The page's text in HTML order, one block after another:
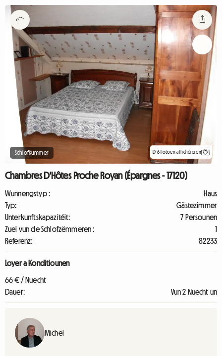
Schlofkummer D'6 Fotoen affichéieren
Chambres D'Hôtes Proche Royan (Épargnes - 17120)
Wunnengstyp :
Haus
Typ:
Gästezimmer
Unterkunftskapazitéit:
7 Persounen
Zuel vun de Schlofzëmmeren :
1
Referenz:
82233
Loyer a Konditiounen
66 € / Nuecht
Dauer:
Vun 2 Nuecht un
Michel